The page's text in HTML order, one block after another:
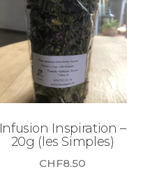
Infusion Inspiration –
20g (les Simples)
CHF8.50